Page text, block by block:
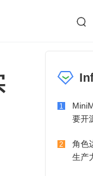

微服务架
1
要开
2
角色
生产